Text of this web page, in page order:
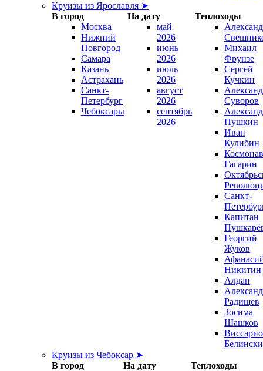
Круизы из Ярославля ➤
В город
На дату
Теплоходы
Москва
Нижний
Новгород
Самара
Казань
Астрахань
Санкт-
Петербург
Чебоксары
май
2026
июнь
2026
июль
2026
август
2026
сентябрь
2026
Михаил
Фрунзе
Сергей
Кучкин
Суворов
Пушкин
Иван
Кулибин
Гагарин
Санкт-
Капитан
Георгий
Жуков
Никитин
Алдан
Радищев
Зосима
Шашков
Круизы из Чебоксар ➤
В город
На дату Теплоходы